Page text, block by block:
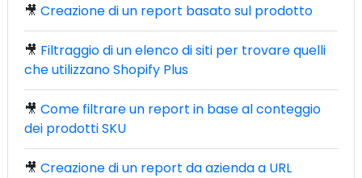
🎥 Creazione di un report basato sul prodotto
🎥 Filtraggio di un elenco di siti per trovare quelli
che utilizzano Shopify Plus
🎥 Come filtrare un report in base al conteggio
dei prodotti SKU
🎥 Creazione di un report da azienda a URL